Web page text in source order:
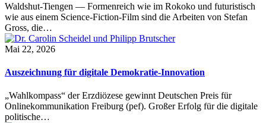
Waldshut-Tiengen — Formenreich wie im Rokoko und futuristisch
wie aus einem Science-Fiction-Film sind die Arbeiten von Stefan
Gross, die…
Mai 22, 2026
Auszeichnung für digitale Demokratie-Innovation
„Wahlkompass“ der Erzdiözese gewinnt Deutschen Preis für
Onlinekommunikation Freiburg (pef). Großer Erfolg für die digitale
politische…